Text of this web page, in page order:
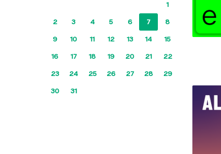
1
2 3 4 5 6 7 8
9 10 11 12 13 14 15
16 17 18 19 20 21 22
23 24 25 26 27 28 29
30 31